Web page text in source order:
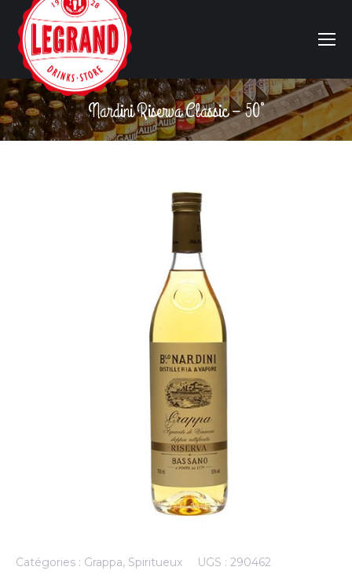
Nardini Riserva Classic – 50°
Vous êtes ici :
Catégories : Grappa, Spiritueux UGS : 290462